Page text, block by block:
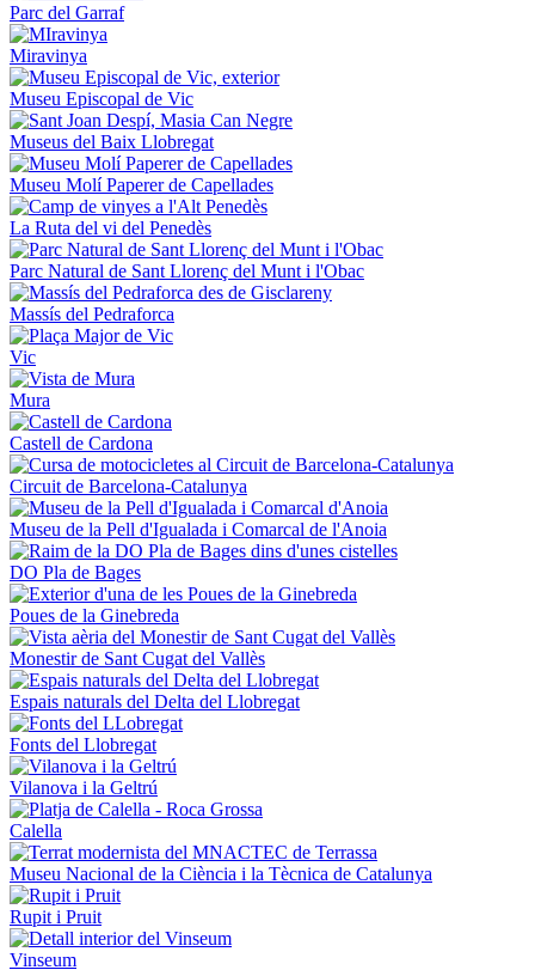
Parc del Garraf
Miravinya
Museu Episcopal de Vic
Museus del Baix Llobregat
Museu Molí Paperer de Capellades
La Ruta del vi del Penedès
Parc Natural de Sant Llorenç del Munt i l'Obac
Massís del Pedraforca
Vic
Mura
Castell de Cardona
Circuit de Barcelona-Catalunya
Museu de la Pell d'Igualada i Comarcal de l'Anoia
DO Pla de Bages
Poues de la Ginebreda
Monestir de Sant Cugat del Vallès
Espais naturals del Delta del Llobregat
Fonts del Llobregat
Vilanova i la Geltrú
Calella
Museu Nacional de la Ciència i la Tècnica de Catalunya
Rupit i Pruit
Vinseum